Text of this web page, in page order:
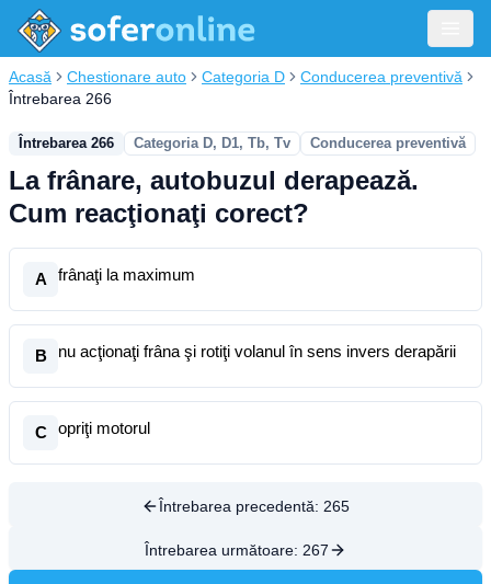
Acasă Chestionare auto Categoria D
Conducerea preventivă
Întrebarea 266
Întrebarea 266 Categoria D, D1, Tb, Tv Conducerea preventivă
La frânare, autobuzul derapează.
Cum reacţionaţi corect?
A frânaţi la maximum
B nu acţionaţi frâna şi rotiţi volanul în sens invers derapării
C opriţi motorul
Întrebarea precedentă: 265
Întrebarea următoare: 267